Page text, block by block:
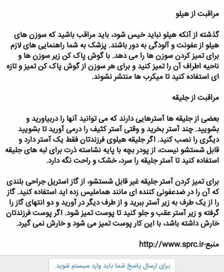
مراقبت از هیلو
گذشته از آنکه هیلو نباید خیس شود، باید مراقب باشید که سوزن های
هیلو از عفونت و آلودگی به دور باشند. پزشک به شما راهنمایی های لازم
برای تمیز کردن سوزن ها را می دهد. با گوش پاک کن زیر سوزن ها و
ناحیه اطراف آن را تمیز کنید و برای هر سوزن از گوش پاک کن تمیز و تازه
ای استفاده کنید تا میکرب ها منتشر نشوند.
مراقبت از جلیقه
بعضی از جلیقه ها آسترهایی دارند که می توانید آنها را دربیاورید و
بشویید. چند آستر بخرید و وقتی آستر کثیف را درمی آورید تا بشویید
دیگری را نصب کنید. اگر جلیقه هیلوی فرزندتان فقط یک آستر دارد و
قابل شستشو نیست، از پودر بچه با پایه نشاسته ذرت برای لبه های جلیقه
استفاده کنید تا آستر جلیقه را سرد، خشک و راحت نگه دارد.
برای تمیز کردن آستر جلیقه غیر قابل شستشو، از گاز استریل جراحی بلندی
که آن را در ضدعفونی کننده ای مانند هماملیس زده اید استفاده کنید. گاز
را از یک طرف به زیر آستر ببرید و از طرف دیگر در آورید و دو انتهای گاز را
گرفته و زیر آستر عقب و جلو کنید تا پوست تمیز شود. اگر پوست فرزندتان
خارش داشته باشد، با این کار پوست تمیز می شود و خارش نمی گیرد.
منبع-http://www.sprc.ir
برای ارسال پاسخ شما باید وارد سیستم شوید.